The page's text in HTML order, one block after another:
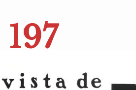
197